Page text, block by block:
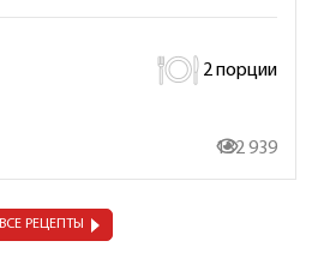
2 порции
132 939
ВСЕ РЕЦЕПТЫ